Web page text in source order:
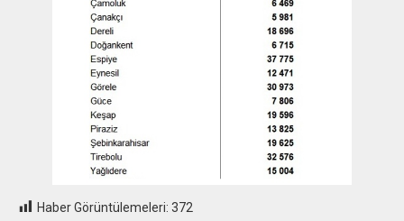
Haber Görüntülemeleri: 372